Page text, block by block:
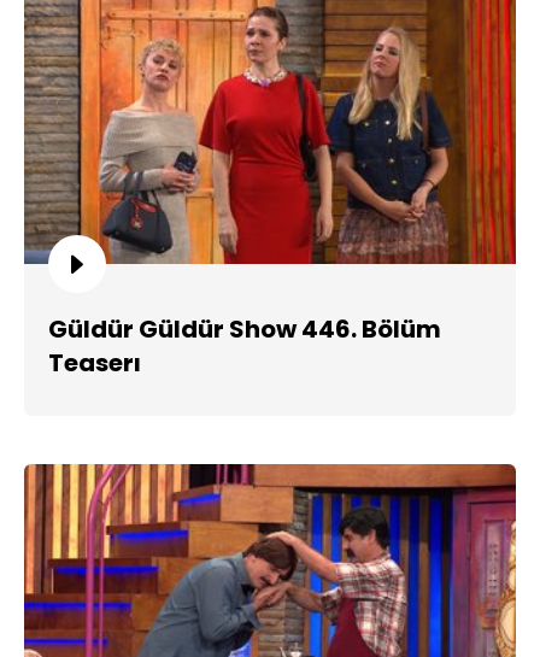
Güldür Güldür Show 446. Bölüm
Teaserı